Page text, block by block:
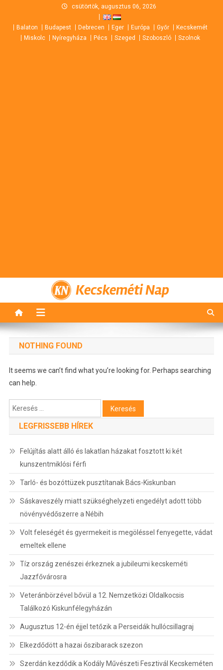
content
csütörtök, augusztus 06, 2026
Balaton Budapest Debrecen Eger Európa Győr
Kecskemét
Miskolc
Nyíregyháza Pécs Szeged Szoboszló Szolnok
Kecskeméti Nap
NOTHING FOUND
It seems we can’t find what you’re looking for. Perhaps searching
can help.
Keresés:
LEGFRISSEBB HÍREK
Felújítás alatt álló és lakatlan házakat fosztott ki két
kunszentmiklósi férfi
Tarló- és bozóttüzek pusztítanak Bács-Kiskunban
Sáskaveszély miatt szükséghelyzeti engedélyt adott több
növényvédőszerre a Nébih
Volt feleségét és gyermekeit is megöléssel fenyegette, vádat
emeltek ellene
Tíz ország zenészei érkeznek a jubileumi kecskeméti
Jazzfővárosra
Veteránbörzével bővül a 12. Nemzetközi Oldalkocsis
Találkozó Kiskunfélegyházán
Augusztus 12-én éjjel tetőzik a Perseidák hullócsillagraj
Elkezdődött a hazai őszibarack szezon
Szerdán kezdődik a Kodály Művészeti Fesztivál Kecskeméten